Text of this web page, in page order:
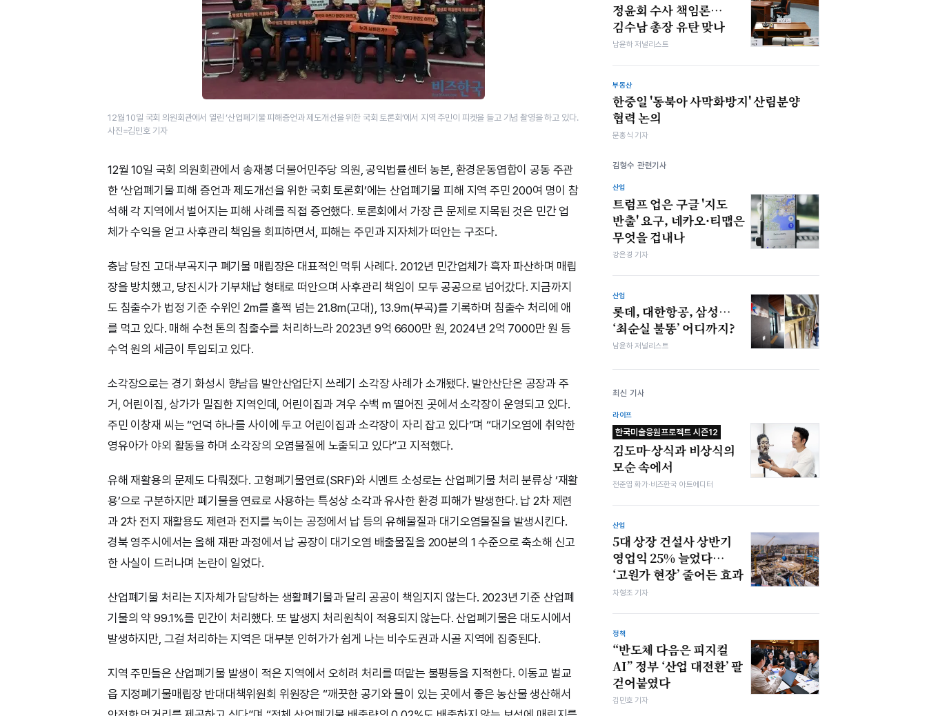
12월 10일 국회 의원회관에서 열린 ‘산업폐기물 피해증언과 제도개선을 위한 국회 토론회’에서 지역 주민이 피켓을 들고 기념 촬영을 하고 있다.
사진=김민호 기자
12월 10일 국회 의원회관에서 송재봉 더불어민주당 의원, 공익법률센터 농본, 환경운동엽합이 공동 주관
한 ‘산업폐기물 피해 증언과 제도개선을 위한 국회 토론회’에는 산업폐기물 피해 지역 주민 200여 명이 참
석해 각 지역에서 벌어지는 피해 사례를 직접 증언했다. 토론회에서 가장 큰 문제로 지목된 것은 민간 업
체가 수익을 얻고 사후관리 책임을 회피하면서, 피해는 주민과 지자체가 떠안는 구조다.
충남 당진 고대·부곡지구 폐기물 매립장은 대표적인 먹튀 사례다. 2012년 민간업체가 흑자 파산하며 매립
장을 방치했고, 당진시가 기부채납 형태로 떠안으며 사후관리 책임이 모두 공공으로 넘어갔다. 지금까지
도 침출수가 법정 기준 수위인 2m를 훌쩍 넘는 21.8m(고대), 13.9m(부곡)를 기록하며 침출수 처리에 애
를 먹고 있다. 매해 수천 톤의 침출수를 처리하느라 2023년 9억 6600만 원, 2024년 2억 7000만 원 등
수억 원의 세금이 투입되고 있다.
소각장으로는 경기 화성시 향남읍 발안산업단지 쓰레기 소각장 사례가 소개됐다. 발안산단은 공장과 주
거, 어린이집, 상가가 밀집한 지역인데, 어린이집과 겨우 수백 m 떨어진 곳에서 소각장이 운영되고 있다.
주민 이창재 씨는 “언덕 하나를 사이에 두고 어린이집과 소각장이 자리 잡고 있다”며 “대기오염에 취약한
영유아가 야외 활동을 하며 소각장의 오염물질에 노출되고 있다”고 지적했다.
유해 재활용의 문제도 다뤄졌다. 고형폐기물연료(SRF)와 시멘트 소성로는 산업폐기물 처리 분류상 ‘재활
용’으로 구분하지만 폐기물을 연료로 사용하는 특성상 소각과 유사한 환경 피해가 발생한다. 납 2차 제련
과 2차 전지 재활용도 제련과 전지를 녹이는 공정에서 납 등의 유해물질과 대기오염물질을 발생시킨다.
경북 영주시에서는 올해 재판 과정에서 납 공장이 대기오염 배출물질을 200분의 1 수준으로 축소해 신고
한 사실이 드러나며 논란이 일었다.
산업폐기물 처리는 지자체가 담당하는 생활폐기물과 달리 공공이 책임지지 않는다. 2023년 기준 산업폐
기물의 약 99.1%를 민간이 처리했다. 또 발생지 처리원칙이 적용되지 않는다. 산업폐기물은 대도시에서
발생하지만, 그걸 처리하는 지역은 대부분 인허가가 쉽게 나는 비수도권과 시골 지역에 집중된다.
지역 주민들은 산업폐기물 발생이 적은 지역에서 오히려 처리를 떠맡는 불평등을 지적한다. 이동교 벌교
읍 지정폐기물매립장 반대대책위원회 위원장은 “깨끗한 공기와 물이 있는 곳에서 좋은 농산물 생산해서
정윤회 수사 책임론…
김수남 총장 유탄 맞나
남윤하 저널리스트
부동산
한중일 '동북아 사막화방지' 산림분양
협력 논의
문홍식 기자
김형수 관련기사
산업
트럼프 업은 구글 '지도
반출' 요구, 네카오·티맵은
무엇을 겁내나
강은경 기자
산업
롯데, 대한항공, 삼성…
‘최순실 불똥’ 어디까지?
남윤하 저널리스트
최신 기사
라이프
한국미술응원프로젝트 시즌12
김도마-상식과 비상식의
모순 속에서
전준엽 화가·비즈한국 아트에디터
산업
5대 상장 건설사 상반기
영업익 25% 늘었다…
‘고원가 현장’ 줄어든 효과
차형조 기자
정책
“반도체 다음은 피지컬
AI” 정부 ‘산업 대전환’ 팔
걷어붙였다
김민호 기자